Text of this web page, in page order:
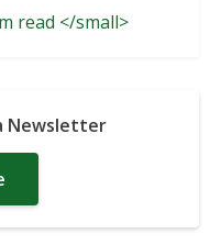
read </small>
Newsletter